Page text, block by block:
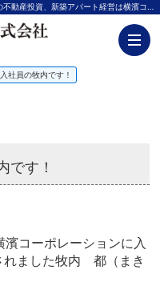
初めまして！ 新入社員の牧内です！【更新】 | 神奈川の不動産投資、新築アパート経営は横濱コーポレーション
社員の牧内です！
です！
コーポレーションに入
れました牧内 都（まき